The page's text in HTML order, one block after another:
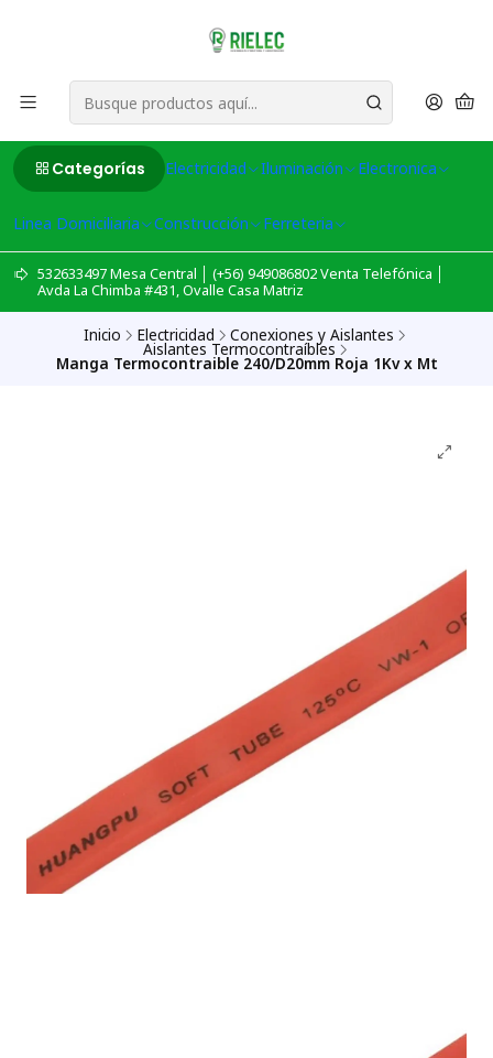
Categorías Electricidad Iluminación Electronica
Linea Domiciliaria Construcción Ferreteria
532633497 Mesa Central │ (+56) 949086802 Venta Telefónica │
Avda La Chimba #431, Ovalle Casa Matriz
Inicio Electricidad Conexiones y Aislantes
Aislantes Termocontraíbles
Manga Termocontraible 240/D20mm Roja 1Kv x Mt